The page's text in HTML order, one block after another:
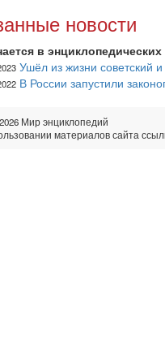
новости
в
Ушёл из жизни советский
В России запустили
Мир энциклопедий
материалов сайта